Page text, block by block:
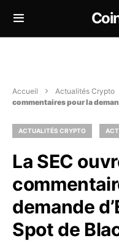
Accueil Actualités Crypto
commentaires pour la
ACTUALITÉS CRYPTO
La SEC
demande
Spot de